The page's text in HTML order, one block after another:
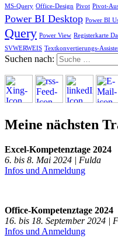
MS-Query Office-Design Pivot Pivot-
Power BI Desktop Power BI
Query Power View Registerkarte
SVWERWEIS Textkonvertierungs-
Suchen nach:
Meine nächsten
Excel-Kompetenztage 2024
6. bis 8. Mai 2024 | Fulda
Infos und Anmeldung
Office-Kompetenztage 2024
16. bis 18. September 2024 |
Infos und Anmeldung